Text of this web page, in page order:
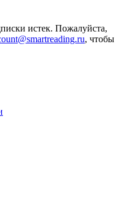
истек. Пожалуйста,
, чтобы